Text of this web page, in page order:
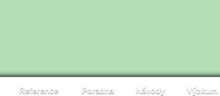
Reference Poradna Návody Výzkum